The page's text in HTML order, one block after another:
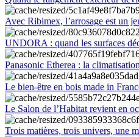
Avec Ribimex, l’arrosage est un
UNDORA : quand les surfaces
Panasonic Etherea : la
Le bien-être en bois made in
Le Salon de l’Habitat revient en
Trois matières, trois univers, une